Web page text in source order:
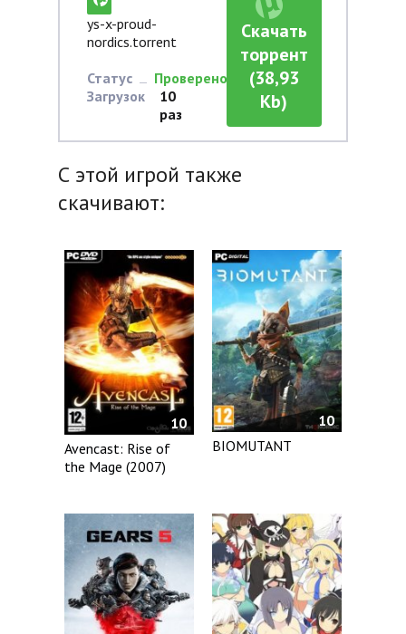
ys-x-proud-
nordics.torrent
Статус
Проверено
Загрузок
10
раз
Скачать
торрент
(38,93
Kb)
С этой игрой также
скачивают:
10
Avencast: Rise of
the Mage (2007)
10
BIOMUTANT